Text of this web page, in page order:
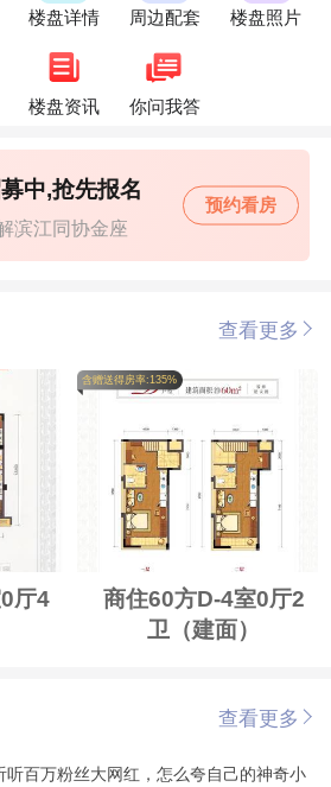
楼盘详情 周边配套 楼盘照片
楼盘资讯 你问我答
滨江同协金座
中,抢先报名
预约看房
查看更多
厅4
含赠送得房率:135%
商住60方D-4室0厅2
卫（建面）
查看更多
听百万粉丝大网红，怎么夸自己的神奇小